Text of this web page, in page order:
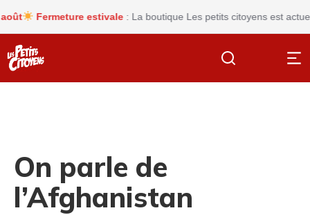
Fermeture estivale: La boutique Les petits citoyens est
On parle de
l’Afghanistan